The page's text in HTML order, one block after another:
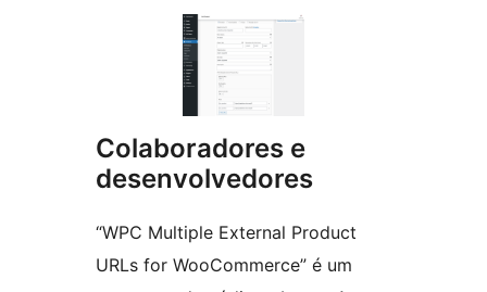
Colaboradores e
desenvolvedores
“WPC Multiple External Product
URLs for WooCommerce” é um